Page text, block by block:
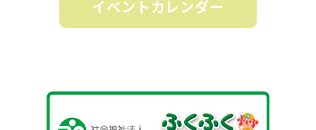
イベントカレンダー